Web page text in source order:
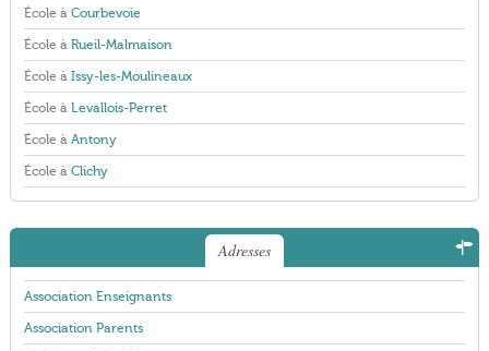
École à Courbevoie
École à Rueil-Malmaison
École à Issy-les-Moulineaux
École à Levallois-Perret
École à Antony
École à Clichy
Adresses
Association Enseignants
Association Parents